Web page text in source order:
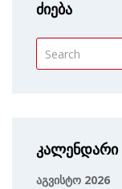
ძიება
კალენდარი
აგვისტო 2026